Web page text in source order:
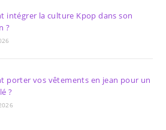
intégrer la culture Kpop dans son
?
porter vos vêtements en jean pour un
?